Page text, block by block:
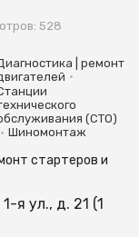
528
| ремонт
•
(СТО)
• Шиномонтаж
стартеров и
я ул., д. 21 (1